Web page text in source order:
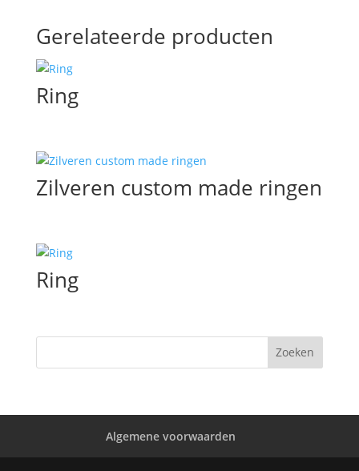
Gerelateerde producten
Ring
Zilveren custom made ringen
Ring
Algemene voorwaarden